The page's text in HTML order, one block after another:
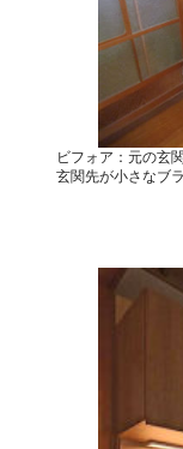
ビフォア：元の玄
玄関先が小さなブ